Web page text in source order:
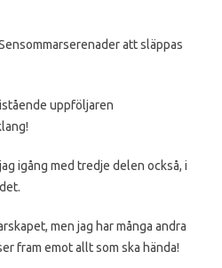
att släppas
uppföljaren
igång med tredje delen också, i
men jag har många andra
fram emot allt som ska hända!